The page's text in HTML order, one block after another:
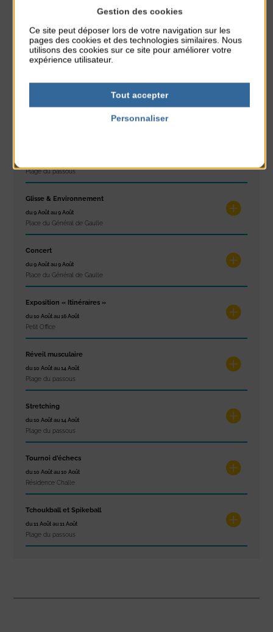
Réveil musculaire
du 3 Août au 7 Août
du 3 Août au 7 Août
Plage du passous
Glisse & Environnement
du 9 Août au 9 Août
Place du Général de Gaulle
Concert
du 9 Août au 9 Août
Place du Général de Gaulle
Exposition « Itinéraires »
du 10 Août au 16 Août
Petit Office
Réveil musculaire
du 10 Août au 14 Août
Plage du passous
Stretching
du 10 Août au 14 Août
Plage du passous
Tournoi d’échecs
du 10 Août au 10 Août
Résidence Challe
Tchoukball et Spikeball
du 11 Août au 11 Août
Plage du passous
Gestion des cookies
Ce site peut déposer lors de votre navigation sur les
pages des cookies et des technologies similaires. Nous
utilisons des cookies sur ce site pour améliorer votre
expérience utilisateur.
Tout accepter
Personnaliser